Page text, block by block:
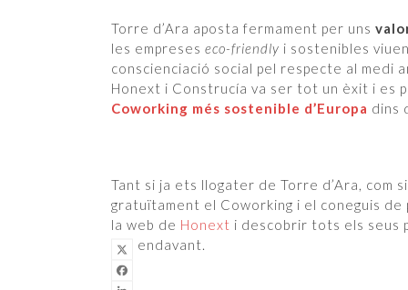
Torre d’Ara aposta fermament per uns
les empreses eco-friendly i sostenibles
conscienciació social pel respecte al medi
Honext i Construcía va ser tot un èxit i es
Coworking més sostenible d’Europa dins
Tant si ja ets llogater de Torre d’Ara, com
gratuïtament el Coworking i el coneguis
la web de Honext i descobrir tots els seus
per endavant.